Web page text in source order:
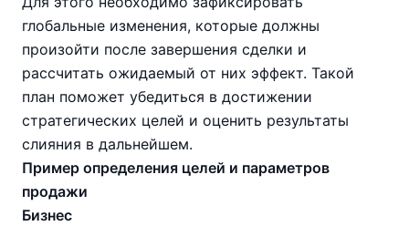
глобальные изменения, которые должны
произойти после завершения сделки и
рассчитать ожидаемый от них эффект. Такой
план поможет убедиться в достижении
стратегических целей и оценить результаты
слияния в дальнейшем.
Пример определения целей и параметров
продажи
Бизнес